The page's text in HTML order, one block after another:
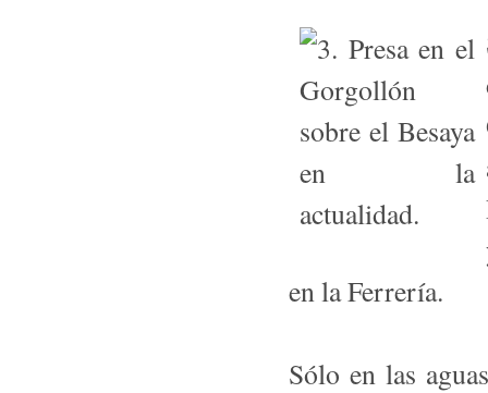
en la Ferrería.
Sólo en las